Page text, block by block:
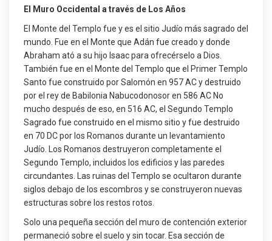
El Muro Occidental a través de Los Años
El Monte del Templo fue y es el sitio Judío más sagrado del
mundo. Fue en el Monte que Adán fue creado y donde
Abraham ató a su hijo Isaac para ofrecérselo a Dios.
También fue en el Monte del Templo que el Primer Templo
Santo fue construido por Salomón en 957 AC y destruido
por el rey de Babilonia Nabucodonosor en 586 AC No
mucho después de eso, en 516 AC, el Segundo Templo
Sagrado fue construido en el mismo sitio y fue destruido
en 70 DC por los Romanos durante un levantamiento
Judío. Los Romanos destruyeron completamente el
Segundo Templo, incluidos los edificios y las paredes
circundantes. Las ruinas del Templo se ocultaron durante
siglos debajo de los escombros y se construyeron nuevas
estructuras sobre los restos rotos.
Solo una pequeña sección del muro de contención exterior
permaneció sobre el suelo y sin tocar. Esa sección de